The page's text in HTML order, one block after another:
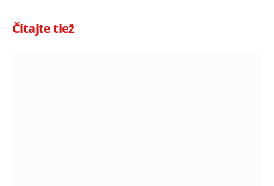
Čítajte tiež